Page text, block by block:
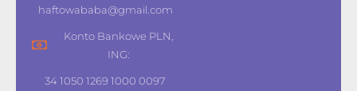
haftowababa@gmail.com
Konto Bankowe PLN,
ING:
34 1050 1269 1000 0097